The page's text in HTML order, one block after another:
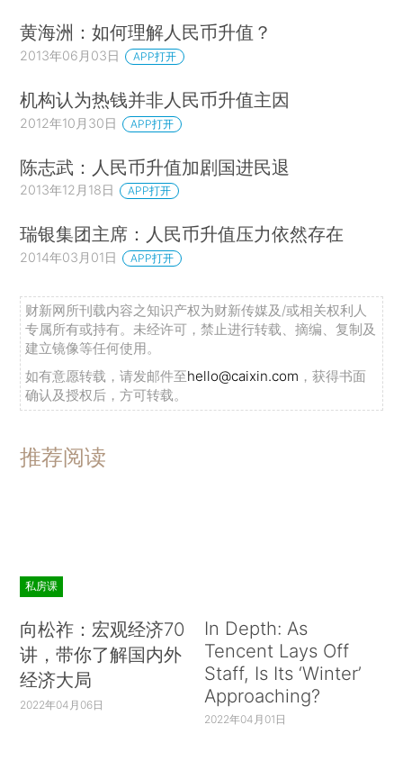
黄海洲：如何理解人民币升值？
2013年06月03日 APP打开
机构认为热钱并非人民币升值主因
2012年10月30日 APP打开
陈志武：人民币升值加剧国进民退
2013年12月18日 APP打开
瑞银集团主席：人民币升值压力依然存在
2014年03月01日 APP打开
财新网所刊载内容之知识产权为财新传媒及/或相关权利人
专属所有或持有。未经许可，禁止进行转载、摘编、复制及
建立镜像等任何使用。
如有意愿转载，请发邮件至hello@caixin.com ，获得书面
确认及授权后，方可转载。
推荐阅读
私房课
向松祚：宏观经济70
讲，带你了解国内外
经济大局
2022年04月06日
In Depth: As
Tencent Lays Off
Staff, Is Its ‘Winter’
Approaching?
2022年04月01日